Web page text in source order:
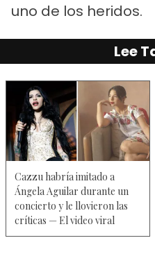
uno de los heridos.
Lee
Cazzu habría imitado a
Ángela Aguilar durante un
concierto y le llovieron las
críticas — El video viral